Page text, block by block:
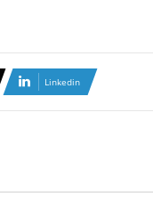
Linkedin